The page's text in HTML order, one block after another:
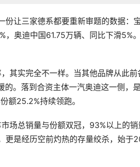
让三家德系都要重新审题的数据：
，奥迪中国61.75万辆、同比下滑
其实完全不一样。当其他品牌从此
。落到合资主体一汽奥迪这一侧，
额25.2%持续领跑。
场总销量与份额双冠，93%以上的
更是经历空前灼热的存量绞杀，始于